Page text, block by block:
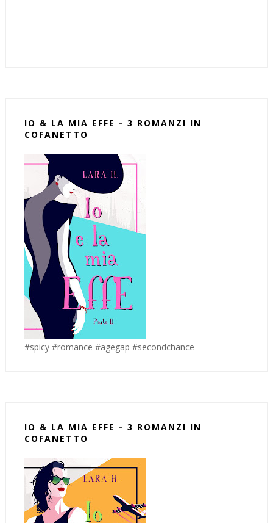
IO & LA MIA EFFE - 3 ROMANZI IN
COFANETTO
#spicy #romance #agegap #secondchance
IO & LA MIA EFFE - 3 ROMANZI IN
COFANETTO